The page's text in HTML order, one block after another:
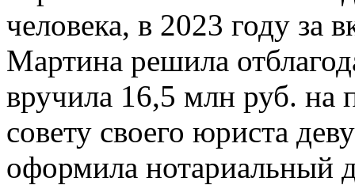
человека, в 2023 году за
Мартина решила
вручила 16,5 млн руб. на
совету своего юриста
оформила нотариальный